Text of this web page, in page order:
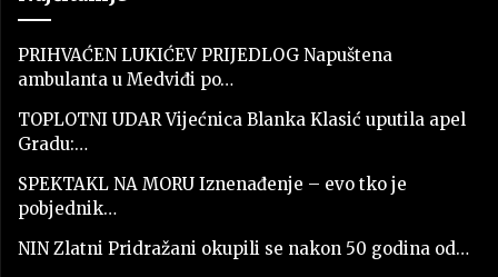
PRIHVAĆEN LUKIĆEV PRIJEDLOG Napuštena
ambulanta u Medviđi po…
TOPLOTNI UDAR Vijećnica Blanka Klasić uputila apel
Gradu:…
SPEKTAKL NA MORU Iznenađenje – evo tko je
pobjednik…
NIN Zlatni Pridražani okupili se nakon 50 godina od…